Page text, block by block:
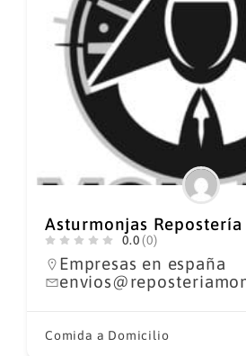
Asturmonjas Repostería
0.0 (0)
Empresas en españa
Comida a Domicilio